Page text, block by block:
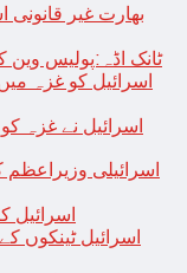
بھارت غیر
ٹانک اڈہ:پولیس وین
اسرائیل کو غزہ
اسرائیلی
اسرائیل
اسرائیل